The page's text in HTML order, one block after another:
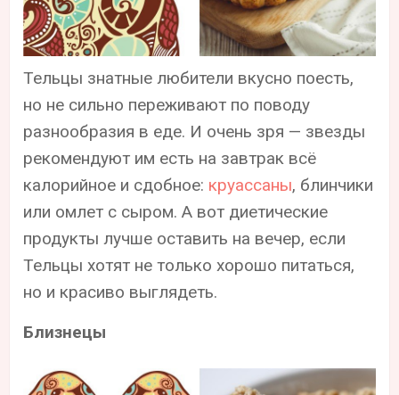
Тельцы знатные любители вкусно поесть,
но не сильно переживают по поводу
разнообразия в еде. И очень зря — звезды
рекомендуют им есть на завтрак всё
калорийное и сдобное: круассаны, блинчики
или омлет с сыром. А вот диетические
продукты лучше оставить на вечер, если
Тельцы хотят не только хорошо питаться,
но и красиво выглядеть.
Близнецы